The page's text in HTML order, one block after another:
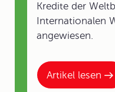
Artikel lesen
Kredite der
Internationalen
angewiesen.